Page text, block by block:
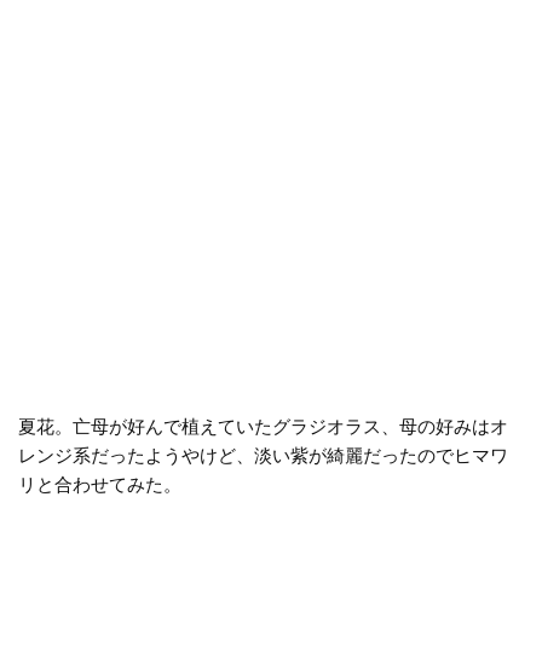
夏花。亡母が好んで植えていたグラジオラス、母の好みはオ
レンジ系だったようやけど、淡い紫が綺麗だったのでヒマワ
リと合わせてみた。